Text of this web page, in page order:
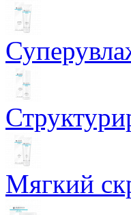
Мягкий